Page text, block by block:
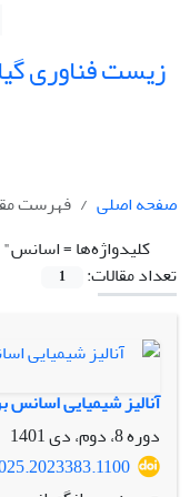
زیست فناوری
صفحه اصلی
فهرست
کلیدواژه‌ها =اسانس"
تعداد مقالات:
1
آنالیز شیمیایی
دوره 8، دوم، دی 1401